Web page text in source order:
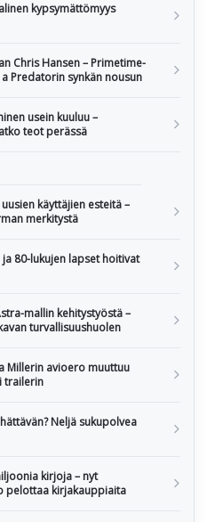
kypsymättömyys
Chris Hansen – Primetime-
Predatorin synkän nousun
usein kuuluu –
teot perässä
käyttäjien esteitä –
merkitystä
80-lukujen lapset hoitivat
mallin kehitystyöstä –
turvallisuushuolen
Millerin avioero muuttuu
trailerin
Neljä sukupolvea
kirjoja – nyt
pelottaa kirjakauppiaita